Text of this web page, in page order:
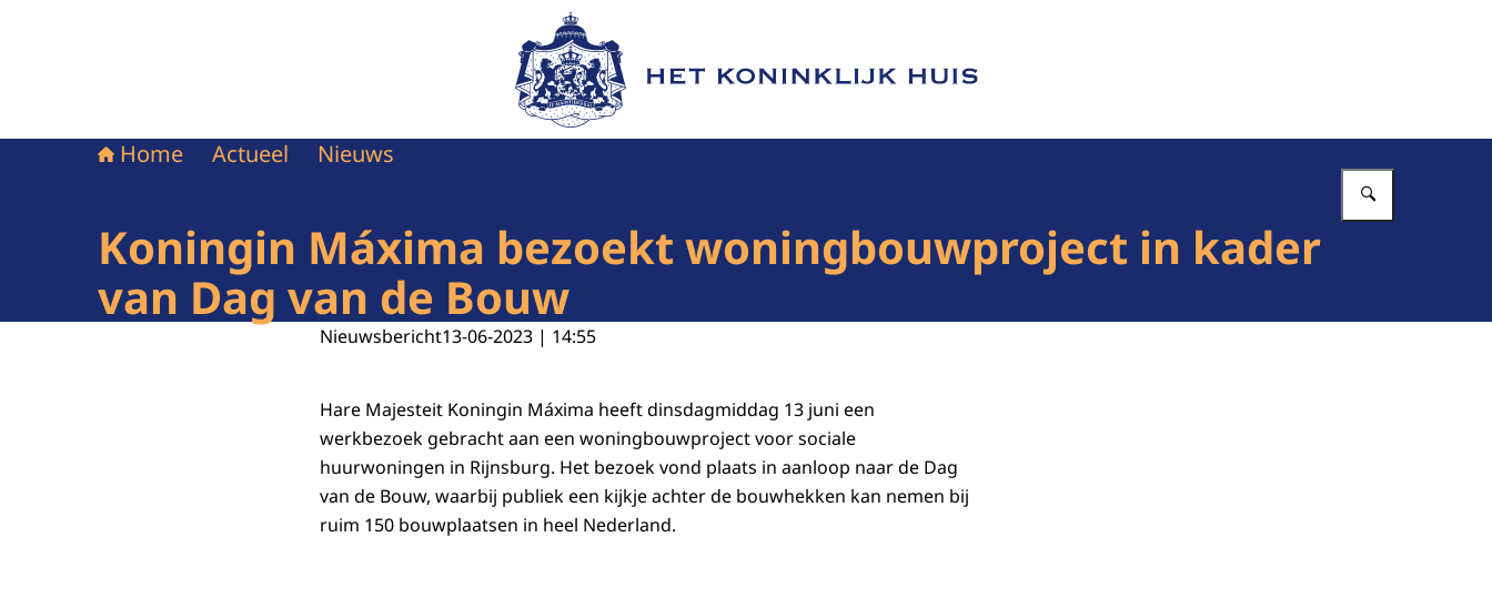
Naar de homepage van Het Koninklijk Huis
Home Actueel Nieuws
Koningin Máxima bezoekt woningbouwproject in kader
van Dag van de Bouw
Nieuwsbericht13-06-2023 | 14:55
Hare Majesteit Koningin Máxima heeft dinsdagmiddag 13 juni een
werkbezoek gebracht aan een woningbouwproject voor sociale
huurwoningen in Rijnsburg. Het bezoek vond plaats in aanloop naar de Dag
van de Bouw, waarbij publiek een kijkje achter de bouwhekken kan nemen bij
ruim 150 bouwplaatsen in heel Nederland.